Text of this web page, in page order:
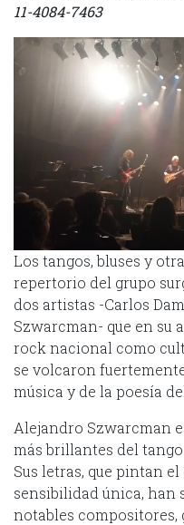
11-4084-7463
Los tangos, bluses y
repertorio del grupo
dos artistas -Carlos
Szwarcman- que en su
rock nacional como
se volcaron
música y de la poesía
Alejandro Szwarcman
más brillantes del
Sus letras, que pintan
sensibilidad única, han
notables